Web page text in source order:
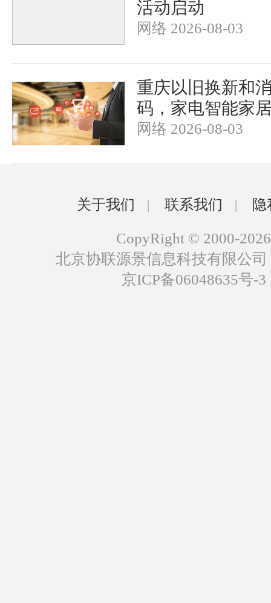
活动启动
网络 2026-08-03
重庆以旧换新和
码，家电智能家
网络 2026-08-03
关于我们 | 联系我们 |
CopyRight © 2000-2026
北京协联源景信息科技有限公
京ICP备06048635号-3